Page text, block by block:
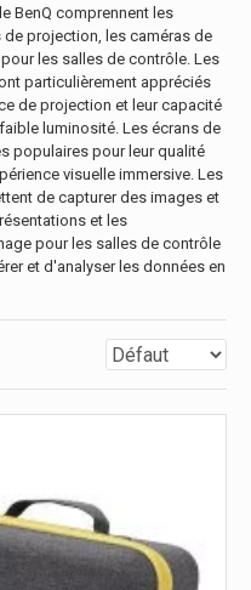
BenQ comprennent les
projection, les caméras de
les salles de contrôle. Les
particulièrement appréciés
de projection et leur capacité
luminosité. Les écrans de
populaires pour leur qualité
visuelle immersive. Les
de capturer des images et
et les
pour les salles de contrôle
et d'analyser les données en